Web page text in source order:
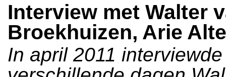
Interview met Walter
Broekhuizen, Arie
In april 2011